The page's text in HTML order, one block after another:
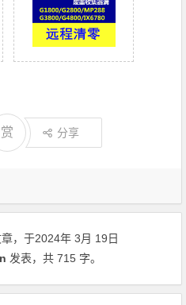
赏 分享
，于2024年 3月 19日
发表，共 715 字。